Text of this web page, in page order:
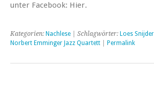
unter Facebook: Hier.
Kategorien: Nachlese | Schlagwörter: Loes
Norbert Emminger Jazz Quartett
Permalink